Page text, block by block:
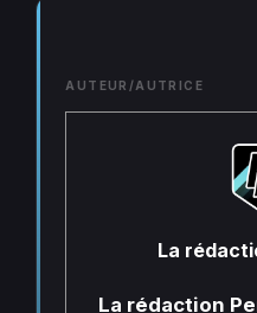
AUTEUR/AUTRICE
La
La rédaction